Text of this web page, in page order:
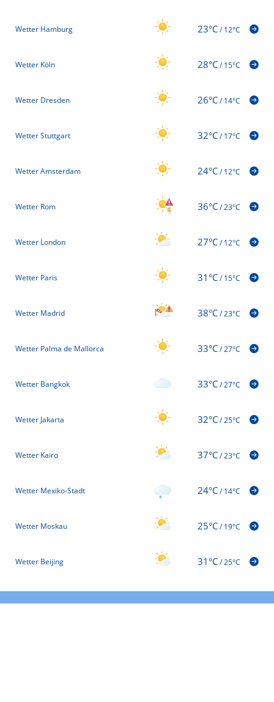
Wetter Hamburg 23°C/12°C
Wetter Köln 28°C/15°C
Wetter Dresden 26°C/14°C
Wetter Stuttgart 32°C/17°C
Wetter Amsterdam 24°C/12°C
Wetter Rom 36°C/23°C
Wetter London 27°C/12°C
Wetter Paris 31°C/15°C
Wetter Madrid 38°C/23°C
Wetter Palma de Mallorca 33°C/27°C
Wetter Bangkok 33°C/27°C
Wetter Jakarta 32°C/25°C
Wetter Kairo 37°C/23°C
Wetter Mexiko-Stadt 24°C/14°C
Wetter Moskau 25°C/19°C
Wetter Beijing 31°C/25°C